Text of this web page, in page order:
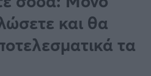
και θα
τα